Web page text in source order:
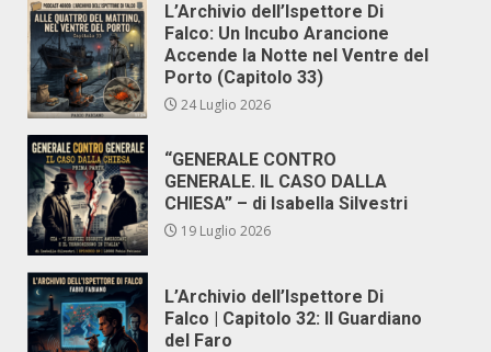
L’Archivio dell’Ispettore Di
Falco: Un Incubo Arancione
Accende la Notte nel Ventre del
Porto (Capitolo 33)
24 Luglio 2026
“GENERALE CONTRO
GENERALE. IL CASO DALLA
CHIESA” – di Isabella Silvestri
19 Luglio 2026
L’Archivio dell’Ispettore Di
Falco | Capitolo 32: Il Guardiano
del Faro